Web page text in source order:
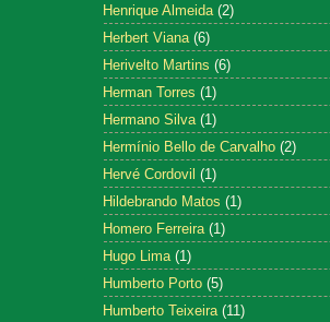
Henrique Almeida (2)
Herbert Viana (6)
Herivelto Martins (6)
Herman Torres (1)
Hermano Silva (1)
Hermínio Bello de Carvalho (2)
Hervé Cordovil (1)
Hildebrando Matos (1)
Homero Ferreira (1)
Hugo Lima (1)
Humberto Porto (5)
Humberto Teixeira (11)